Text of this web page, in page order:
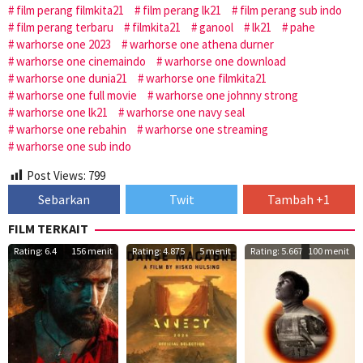
film perang filmkita21
film perang lk21
film perang sub indo
film perang terbaru
filmkita21 ganool lk21
pahe
warhorse one 2023
warhorse one athena durner
warhorse one cinemaindo
warhorse one download
warhorse one dunia21
warhorse one filmkita21
warhorse one full movie
warhorse one johnny strong
warhorse one lk21
warhorse one navy seal
warhorse one rebahin
warhorse one streaming
warhorse one sub indo
Post Views: 799
Sebarkan Twit
Tambah +1
FILM TERKAIT
Rating: 6.4 156 menit Rating: 4.875 5 menit Rating: 5.667 100 menit